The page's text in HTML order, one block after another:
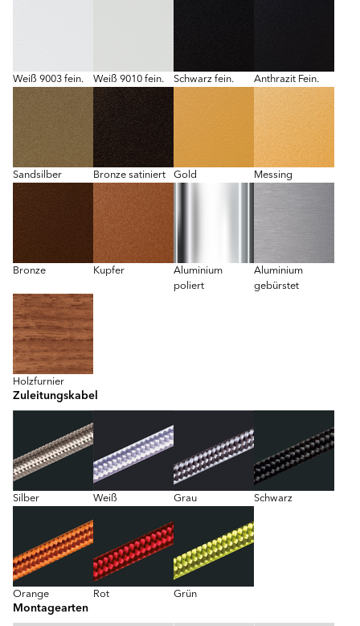
Weiß 9003 fein. Weiß 9010 fein. Schwarz fein. Anthrazit Fein.
Sandsilber Bronze satiniert Gold Messing
Bronze Kupfer
Aluminium
poliert
Aluminium
gebürstet
Holzfurnier
Zuleitungskabel
Silber Weiß Grau Schwarz
Orange Rot Grün
Montagearten